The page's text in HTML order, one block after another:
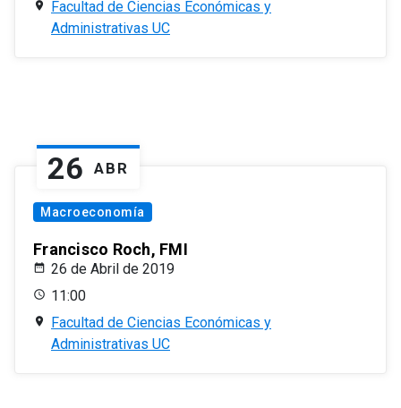
Facultad de Ciencias Económicas y
Administrativas UC
26 ABR
Macroeconomía
Francisco Roch, FMI
26 de Abril de 2019
11:00
Facultad de Ciencias Económicas y
Administrativas UC